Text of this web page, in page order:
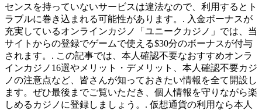
センスを持っていないサービスは違法なので、利用するとト
ラブルに巻き込まれる可能性があります。. 入金ボーナスが
充実しているオンラインカジノ「ユニークカジノ」では、当
サイトからの登録でゲームで使える$30分のボーナスが付与
されます。. この記事では、本人確認不要なおすすめオンラ
インカジノ16選やメリット・デメリット、本人確認不要カジ
ノの注意点など、皆さんが知っておきたい情報を全て開設し
ます。ぜひ最後までご覧いただき、個人情報を守りながら楽
しめるカジノに登録しましょう。. 仮想通貨の利用なら本人